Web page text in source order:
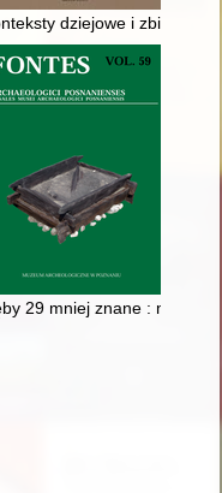
gospodarcza Eustachego
dziejowe i zbiory
działacz narodowy w
29 mniej znane :